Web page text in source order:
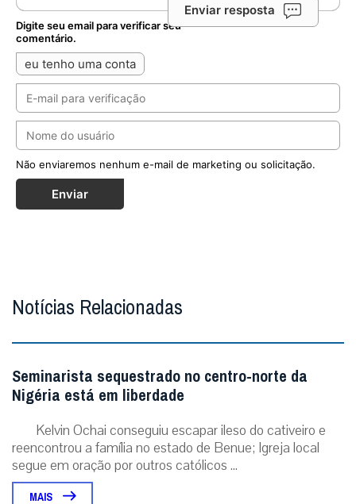
Enviar resposta
Digite seu email para verificar seu
comentário.
eu tenho uma conta
Não enviaremos nenhum e-mail de marketing ou solicitação.
Enviar
Notícias Relacionadas
Seminarista sequestrado no centro-norte da
Nigéria está em liberdade
Kelvin Ochai conseguiu escapar ileso do cativeiro e
reencontrou a família no estado de Benue; Igreja local
segue em oração por outros católicos ...
MAIS